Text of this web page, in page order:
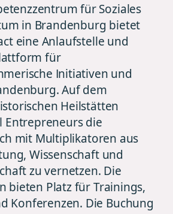
für Soziales
in Brandenburg bietet
eine Anlaufstelle und
für
Initiativen und
Auf dem
Heilstätten
Entrepreneurs die
mit Multiplikatoren aus
Wissenschaft und
zu vernetzen. Die
bieten Platz für Trainings,
Konferenzen. Die Buchung